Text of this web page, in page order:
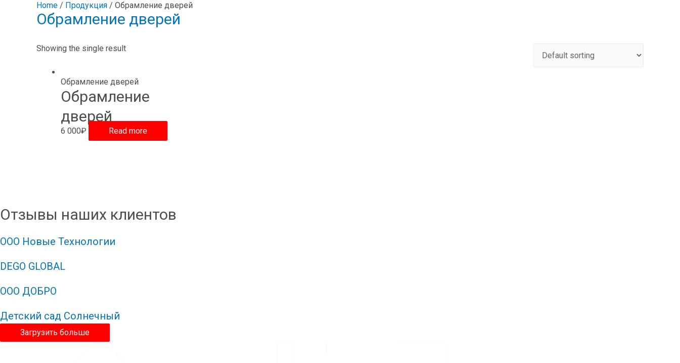
Home / Продукция / Обрамление дверей
Обрамление дверей
Showing the single result
Обрамление дверей
Обрамление
дверей
6 000₽ Read more
Отзывы наших клиентов
ООО Новые Технологии
DEGO GLOBAL
ООО ДОБРО
Детский сад Солнечный
Загрузить больше